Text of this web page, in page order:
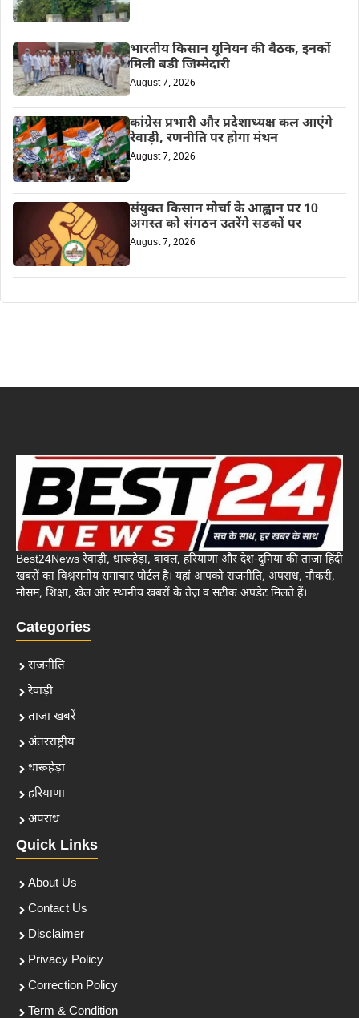
भारतीय किसान यूनियन की बैठक, इनकों
मिली बडी जिम्मेदारी
August 7, 2026
कांग्रेस प्रभारी और प्रदेशाध्यक्ष कल आएंगे
रेवाड़ी, रणनीति पर होगा मंथन
August 7, 2026
संयुक्त किसान मोर्चा के आह्वान पर 10
अगस्त को संगठन उतरेंगे सडकों पर
August 7, 2026
Best24News रेवाड़ी, धारूहेड़ा, बावल, हरियाणा और देश-दुनिया की ताजा हिंदी
खबरों का विश्वसनीय समाचार पोर्टल है। यहां आपको राजनीति, अपराध, नौकरी,
मौसम, शिक्षा, खेल और स्थानीय खबरों के तेज़ व सटीक अपडेट मिलते हैं।
Categories
राजनीति
रेवाड़ी
ताजा खबरें
अंतरराष्ट्रीय
धारूहेड़ा
हरियाणा
अपराध
Quick Links
About Us
Contact Us
Disclaimer
Privacy Policy
Correction Policy
Term & Condition